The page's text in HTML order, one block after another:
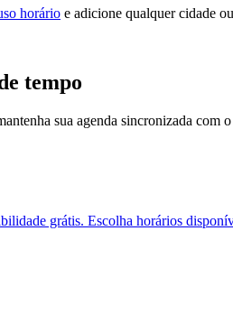
horário e adicione qualquer cidade
tempo
sua agenda sincronizada com
grátis. Escolha horários